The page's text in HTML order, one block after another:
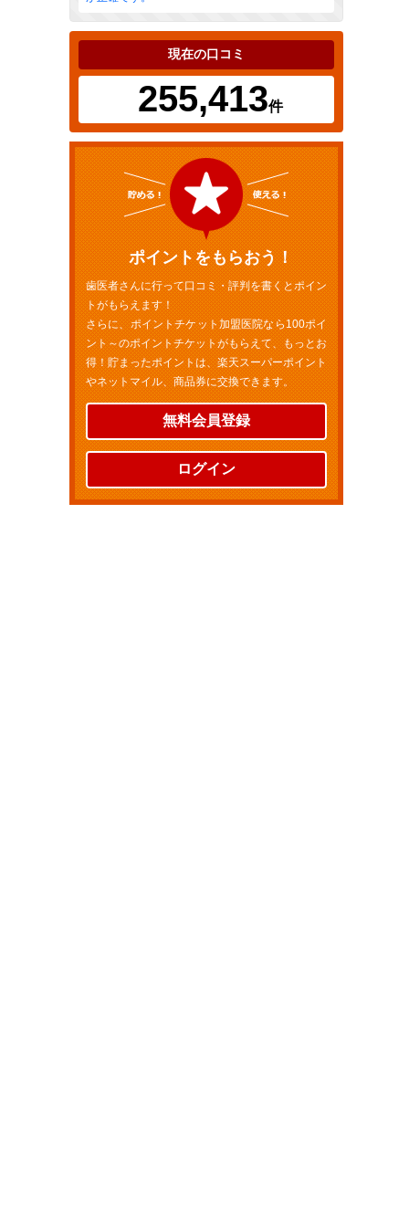
現在の口コミ
255,413件
ポイントをもらおう！
歯医者さんに行って口コミ・評判を書くとポイン
トがもらえます！
さらに、ポイントチケット加盟医院なら100ポイ
ント～のポイントチケットがもらえて、もっとお
得！貯まったポイントは、楽天スーパーポイント
やネットマイル、商品券に交換できます。
無料会員登録
ログイン